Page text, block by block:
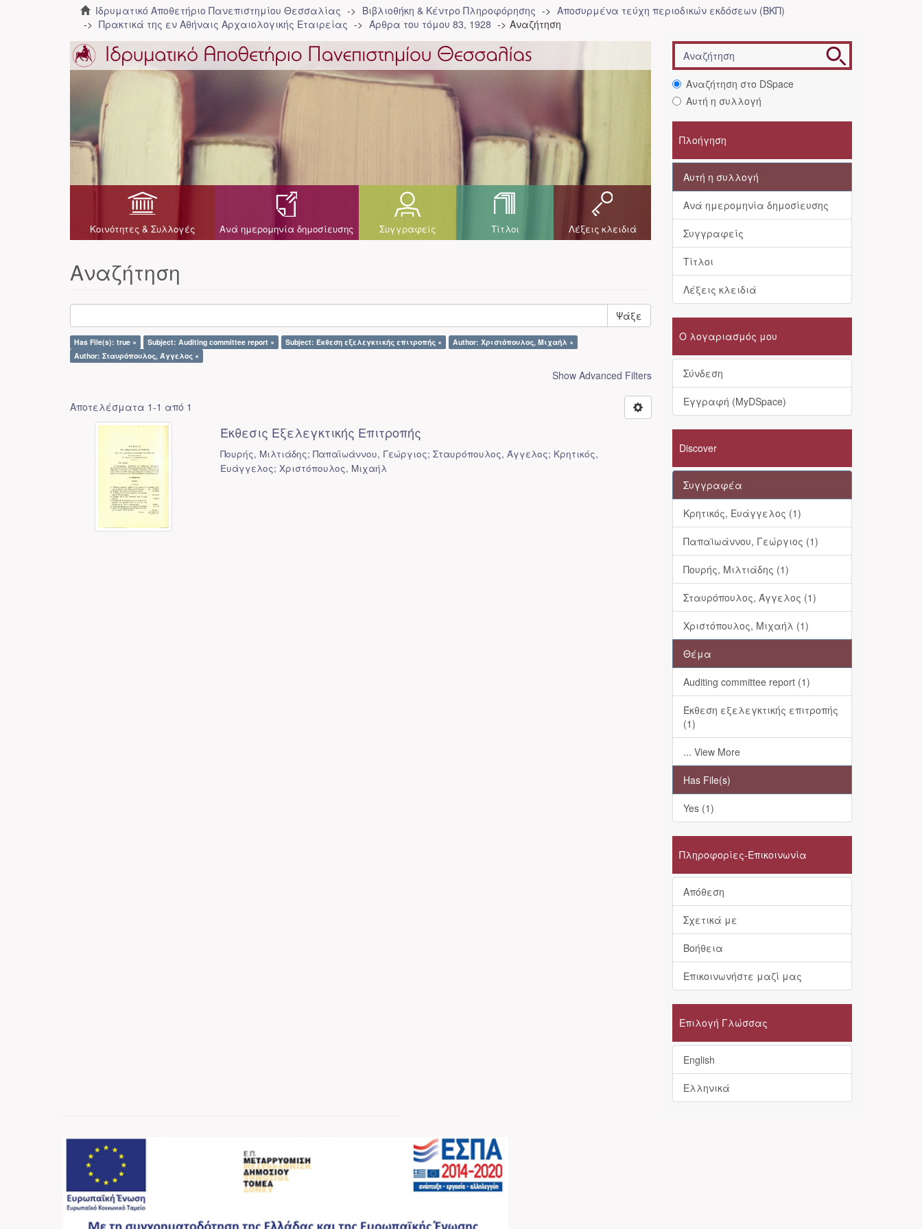
Ιδρυματικό Αποθετήριο Πανεπιστημίου Θεσσαλίας Βιβλιοθήκη & Κέντρο Πληροφόρησης
Αποσυρμένα τεύχη περιοδικών εκδόσεων (ΒΚΠ)
Πρακτικά της εν Αθήναις Αρχαιολογικής Εταιρείας
Άρθρα του τόμου 83, 1928 Αναζήτηση
Κοινότητες & Συλλογές Ανά ημερομηνία δημοσίευσης Συγγραφείς Τίτλοι Λέξεις κλειδιά
Αναζήτηση
Ψάξε
Has File(s): true × Subject: Auditing committee report × Subject: Έκθεση εξελεγκτικής επιτροπής ×
Author: Χριστόπουλος, Μιχαήλ ×
Author: Σταυρόπουλος, Άγγελος ×
Show Advanced Filters
Αποτελέσματα 1-1 από 1
Έκθεσις Εξελεγκτικής Επιτροπής
Πουρής, Μιλτιάδης; Παπαϊωάννου, Γεώργιος; Σταυρόπουλος, Άγγελος; Κρητικός,
Ευάγγελος; Χριστόπουλος, Μιχαήλ
Αναζήτηση στο DSpace
Αυτή η συλλογή
Πλοήγηση
Αυτή η συλλογή
Ανά ημερομηνία δημοσίευσης
Συγγραφείς
Τίτλοι
Λέξεις κλειδιά
Ο λογαριασμός μου
Σύνδεση
Εγγραφή (MyDSpace)
Discover
Συγγραφέα
Κρητικός, Ευάγγελος (1)
Παπαϊωάννου, Γεώργιος (1)
Πουρής, Μιλτιάδης (1)
Σταυρόπουλος, Άγγελος (1)
Χριστόπουλος, Μιχαήλ (1)
Θέμα
Auditing committee report (1)
Έκθεση εξελεγκτικής επιτροπής
(1)
... View More
Has File(s)
Yes (1)
Πληροφορίες-Επικοινωνία
Απόθεση
Σχετικά με
Βοήθεια
Επικοινωνήστε μαζί μας
Επιλογή Γλώσσας
English
Ελληνικά